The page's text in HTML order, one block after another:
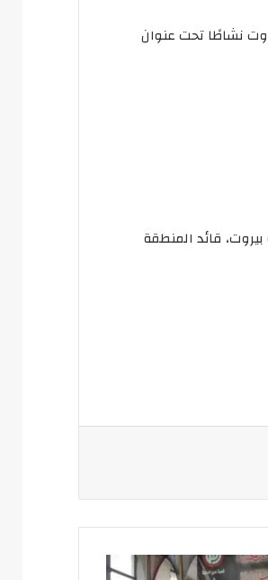
نشاطًا تحت عنوان
قائد المنطقة